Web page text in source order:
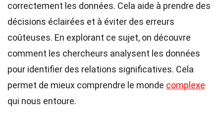
correctement les données. Cela aide à prendre des
décisions éclairées et à éviter des erreurs
coûteuses. En explorant ce sujet, on découvre
comment les chercheurs analysent les données
pour identifier des relations significatives. Cela
permet de mieux comprendre le monde complexe
qui nous entoure.